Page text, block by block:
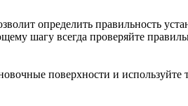
определить правильность
шагу всегда проверяйте
поверхности и